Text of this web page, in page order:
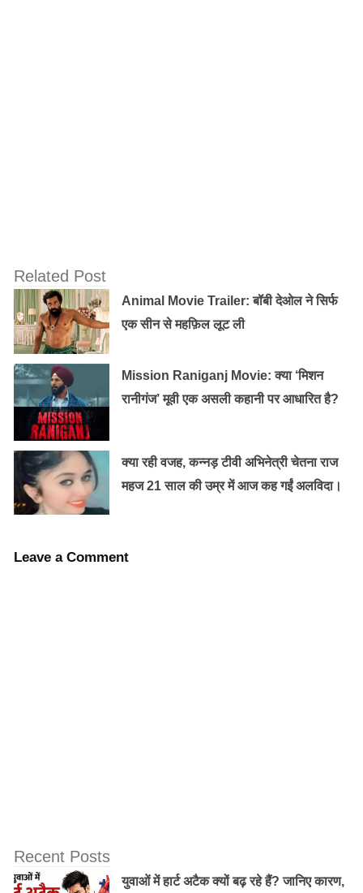
हिचकी, स्कूल टीचर नैना माथुर की कहानी है। वो टोरंट नाम के एक
डिसॉर्डर से ग्रस्त हैं जिसके चलते उन्हें बोलने में रुकावट आती है।
यह भी पढ़ें :‘बाहुबली 2’ होगी चीन में रिलीज, सेंसर बोर्ड से मिला
सर्टिफिकेट !
नैना को नगर निगम के स्कूल में पढ़ने वाले उन बच्चों की क्लास को
पढ़ाने का जिम्मा दिया जाता है, जिन्हें जबरदस्ती स्कूल में रखा गया है
क्योंकि नियमों के आधार पर इन बच्चों को स्कूल से निकाला नहीं जा
सकता।
Related Post
Animal Movie Trailer: बॉबी देओल ने सिर्फ
एक सीन से महफ़िल लूट ली
Mission Raniganj Movie: क्या ‘मिशन
रानीगंज’ मूवी एक असली कहानी पर आधारित है?
क्या रही वजह, कन्नड़ टीवी अभिनेत्री चेतना राज
महज 21 साल की उम्र में आज कह गईं अलविदा।
Leave a Comment
Recent Posts
युवाओं में हार्ट अटैक क्यों बढ़ रहे हैं? जानिए कारण,